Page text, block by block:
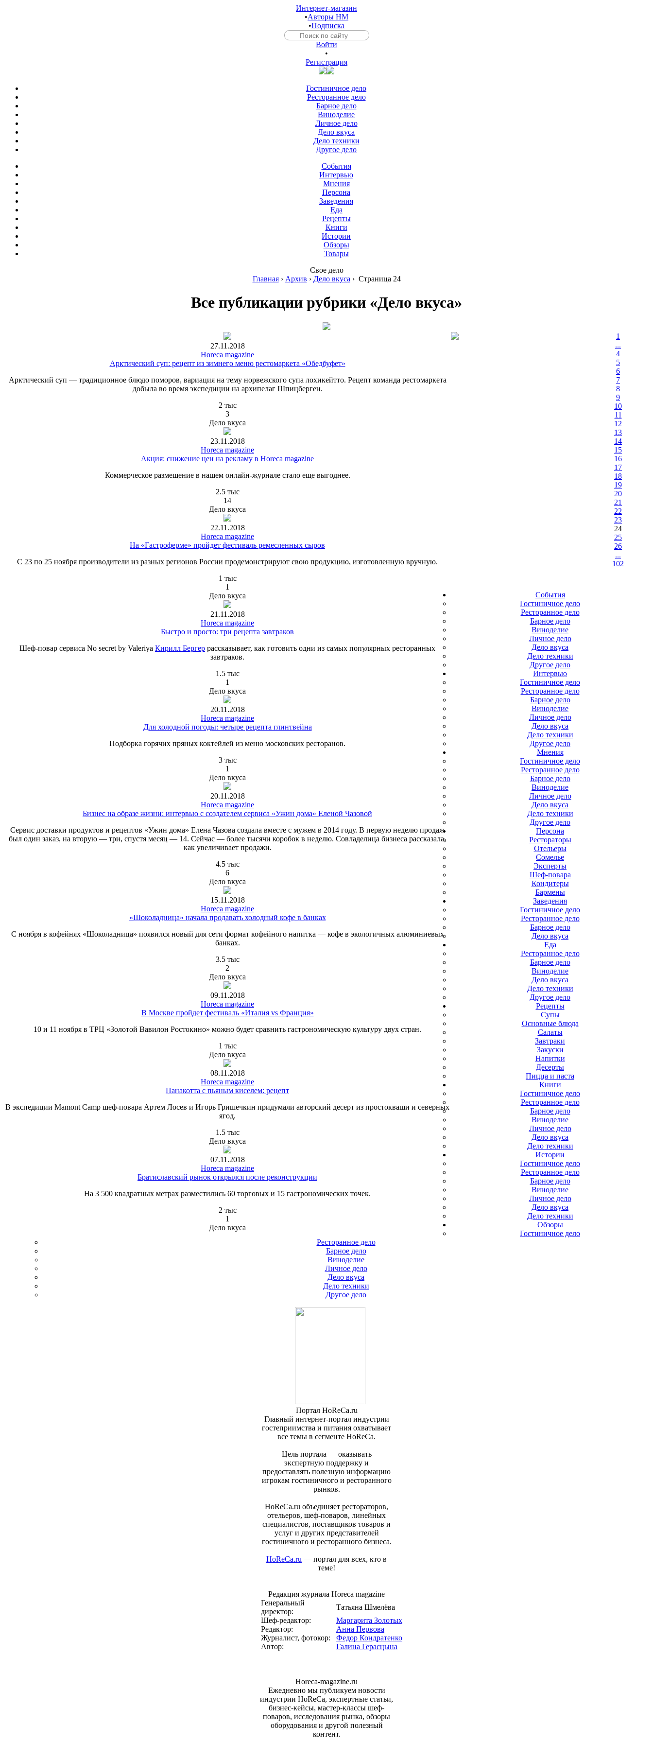
Интернет-магазин
•Авторы HM
•Подписка
Войти
•
Регистрация
Гостиничное дело
Ресторанное дело
Барное дело
Виноделие
Личное дело
Дело вкуса
Дело техники
Другое дело
События
Интервью
Мнения
Персона
Заведения
Еда
Рецепты
Книги
Истории
Обзоры
Товары
Свое дело
Главная› Архив › Дело вкуса › Страница 24
Все публикации рубрики «Дело вкуса»
27.11.2018
Horeca magazine
Арктический суп: рецепт из зимнего меню рестомаркета «Обедбуфет»
Арктический суп — традиционное блюдо поморов, вариация на тему норвежского супа лохикейтто. Рецепт команда рестомаркета
добыла во время экспедиции на архипелаг Шпицберген.
2 тыс
3
Дело вкуса
23.11.2018
Horeca magazine
Акция: снижение цен на рекламу в Horeca magazine
Коммерческое размещение в нашем онлайн-журнале стало еще выгоднее.
2.5 тыс
14
Дело вкуса
22.11.2018
Horeca magazine
На «Гастроферме» пройдет фестиваль ремесленных сыров
С 23 по 25 ноября производители из разных регионов России продемонстрируют свою продукцию, изготовленную вручную.
1 тыс
1
Дело вкуса
21.11.2018
Horeca magazine
Быстро и просто: три рецепта завтраков
Шеф-повар сервиса No secret by Valeriya Кирилл Бергер рассказывает, как готовить одни из самых популярных ресторанных
завтраков.
1.5 тыс
1
Дело вкуса
20.11.2018
Horeca magazine
Для холодной погоды: четыре рецепта глинтвейна
Подборка горячих пряных коктейлей из меню московских ресторанов.
3 тыс
1
Дело вкуса
20.11.2018
Horeca magazine
Бизнес на образе жизни: интервью с создателем сервиса «Ужин дома» Еленой Чазовой
Сервис доставки продуктов и рецептов «Ужин дома» Елена Чазова создала вместе с мужем в 2014 году. В первую неделю продаж
был один заказ, на вторую — три, спустя месяц — 14. Сейчас — более тысячи коробок в неделю. Совладелица бизнеса рассказала,
как увеличивает продажи.
4.5 тыс
6
Дело вкуса
15.11.2018
Horeca magazine
«Шоколадница» начала продавать холодный кофе в банках
С ноября в кофейнях «Шоколадница» появился новый для сети формат кофейного напитка — кофе в экологичных алюминиевых
банках.
3.5 тыс
2
Дело вкуса
09.11.2018
Horeca magazine
В Москве пройдет фестиваль «Италия vs Франция»
10 и 11 ноября в ТРЦ «Золотой Вавилон Ростокино» можно будет сравнить гастрономическую культуру двух стран.
1 тыс
Дело вкуса
08.11.2018
Horeca magazine
Панакотта с пьяным киселем: рецепт
В экспедиции Mamont Camp шеф-повара Артем Лосев и Игорь Гришечкин придумали авторский десерт из простокваши и северных
ягод.
1.5 тыс
Дело вкуса
07.11.2018
Horeca magazine
Братиславский рынок открылся после реконструкции
На 3 500 квадратных метрах разместились 60 торговых и 15 гастрономических точек.
2 тыс
1
Дело вкуса
1
...
4
5
6
7
8
9
10
11
12
13
14
15
16
17
18
19
20
21
22
23
24
25
26
...
102
События
Гостиничное дело
Ресторанное дело
Барное дело
Виноделие
Личное дело
Дело вкуса
Дело техники
Другое дело
Интервью
Гостиничное дело
Ресторанное дело
Барное дело
Виноделие
Личное дело
Дело вкуса
Дело техники
Другое дело
Мнения
Гостиничное дело
Ресторанное дело
Барное дело
Виноделие
Личное дело
Дело вкуса
Дело техники
Другое дело
Персона
Рестораторы
Отельеры
Сомелье
Эксперты
Шеф-повара
Кондитеры
Бармены
Заведения
Гостиничное дело
Ресторанное дело
Барное дело
Дело вкуса
Еда
Ресторанное дело
Барное дело
Виноделие
Дело вкуса
Дело техники
Другое дело
Рецепты
Супы
Основные блюда
Салаты
Завтраки
Закуски
Напитки
Десерты
Пицца и паста
Книги
Гостиничное дело
Ресторанное дело
Барное дело
Виноделие
Личное дело
Дело вкуса
Дело техники
Истории
Гостиничное дело
Ресторанное дело
Барное дело
Виноделие
Личное дело
Дело вкуса
Дело техники
Обзоры
Гостиничное дело
Ресторанное дело
Барное дело
Виноделие
Личное дело
Дело вкуса
Дело техники
Другое дело
Портал HoReCa.ru
Главный интернет-портал индустрии
гостеприимства и питания охватывает
все темы в сегменте HoReCa.
Цель портала — оказывать
экспертную поддержку и
предоставлять полезную информацию
игрокам гостиничного и ресторанного
рынков.
HoReCa.ru объединяет рестораторов,
отельеров, шеф-поваров, линейных
специалистов, поставщиков товаров и
услуг и других представителей
гостиничного и ресторанного бизнеса.
HoReCa.ru — портал для всех, кто в
теме!
Редакция журнала Horeca magazine
Генеральный
директор:
Татьяна Шмелёва
Шеф-редактор:
Маргарита Золотых
Редактор:
Анна Первова
Журналист, фотокор:
Федор Кондратенко
Автор:
Галина Герасцына
Horeca-magazine.ru
Ежедневно мы публикуем новости
индустрии HoReCa, экспертные статьи,
бизнес-кейсы, мастер-классы шеф-
поваров, исследования рынка, обзоры
оборудования и другой полезный
контент.